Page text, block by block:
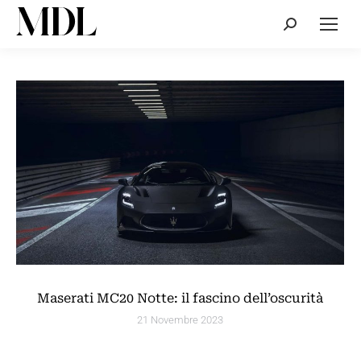
Cerca:
Maserati MC20 Notte: il fascino dell’oscurità
21 Novembre 2023